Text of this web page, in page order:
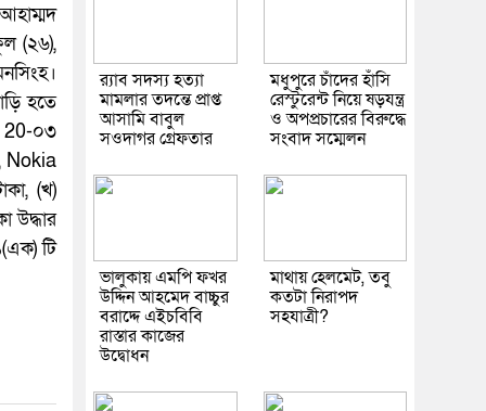
(২৬),
হতে
20-০৩
Nokia
(খ)
উদ্ধার
টি
র‌্যাব সদস্য হত্যা
মামলার তদন্তে প্রাপ্ত
আসামি বাবুল
সওদাগর গ্রেফতার
মধুপুরে চাঁদের হাঁসি
রেস্টুরেন্ট নিয়ে ষড়যন্ত্র
ও অপপ্রচারের বিরুদ্ধে
সংবাদ সম্মেলন
ভালুকায় এমপি ফখর
উদ্দিন আহমেদ বাচ্চুর
বরাদ্দে এইচবিবি
রাস্তার কাজের
উদ্বোধন
মাথায় হেলমেট, তবু
কতটা নিরাপদ
সহযাত্রী?